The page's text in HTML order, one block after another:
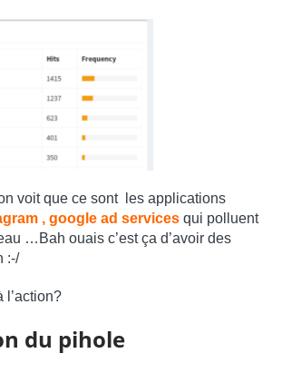
voit que ce sont les applications
, google ad services qui polluent
…Bah ouais c’est ça d’avoir des
:-/
l’action?
du pihole